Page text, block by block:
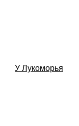
У Лукоморья